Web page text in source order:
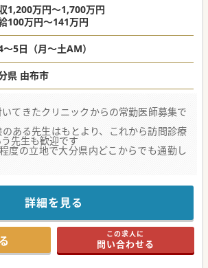
1,200万円～1,700万円
100万円～141万円
～5日（月～土AM）
大分県 由布市
てきたクリニックからの常勤医師募集で
ある先生はもとより、これから訪問診療
先生も歓迎です
度の立地で大分県内どこからでも通勤し
全員で診る仕組みを敷いています。訪問
でも研鑽を積みながらご勤務いただくこと
医師を大切にする気風が根付いており、
に受け持ち患者数を月間60名～70名に抑
なく、訪問看護が関わっており、基本的
科外来に近い働き方となっております。
詳細を見る
この求人に
問い合わせる